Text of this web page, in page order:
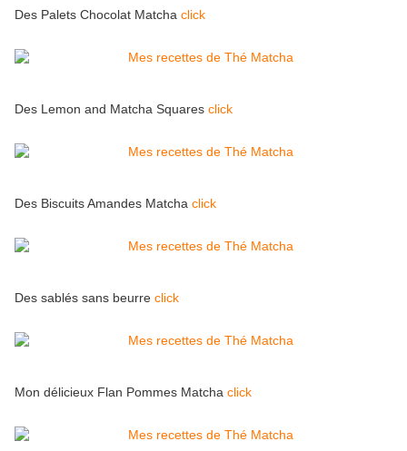
Des Palets Chocolat Matcha click
Des Lemon and Matcha Squares click
Des Biscuits Amandes Matcha click
Des sablés sans beurre click
Mon délicieux Flan Pommes Matcha click